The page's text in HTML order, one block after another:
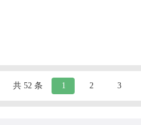
共 52 条 1 2 3